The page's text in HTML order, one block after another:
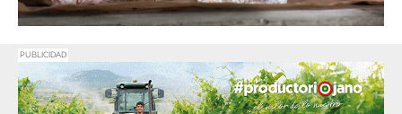
PUBLICIDAD